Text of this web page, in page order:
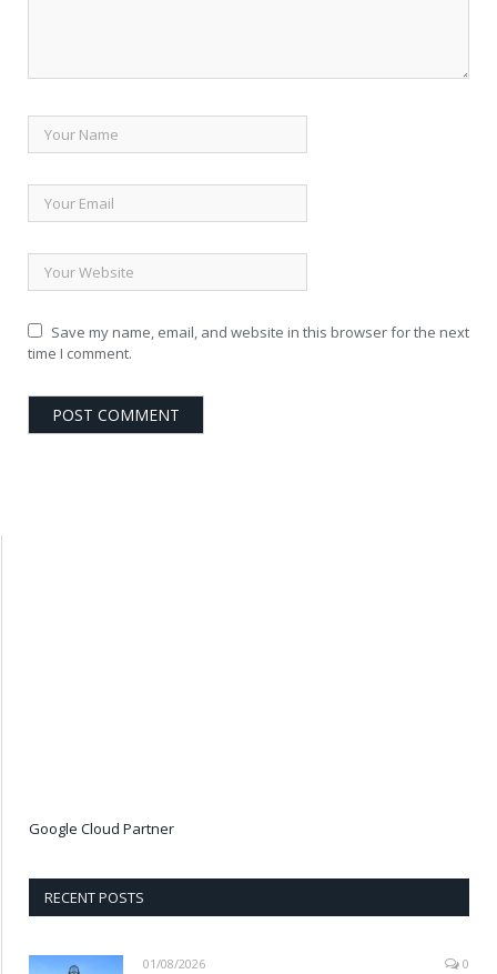
Save my name, email, and website in this browser for the next
time I comment.
Google Cloud Partner
RECENT POSTS
01/08/2026 0